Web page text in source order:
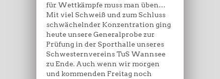
für Wettkämpfe muss man üben…
Mit viel Schweiß und zum Schluss
schwächelnder Konzentration ging
heute unsere Generalprobe zur
Prüfung in der Sporthalle unseres
Schwesternvereins TuS Wannsee
zu Ende. Auch wenn wir morgen
und kommenden Freitag noch